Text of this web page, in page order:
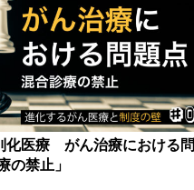
化医療 がん治療における問
の禁止」